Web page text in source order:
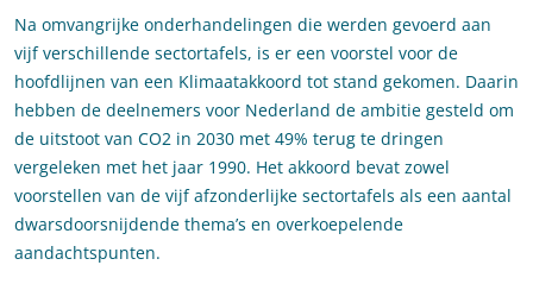
Na omvangrijke onderhandelingen die werden gevoerd aan
vijf verschillende sectortafels, is er een voorstel voor de
hoofdlijnen van een Klimaatakkoord tot stand gekomen. Daarin
hebben de deelnemers voor Nederland de ambitie gesteld om
de uitstoot van CO2 in 2030 met 49% terug te dringen
vergeleken met het jaar 1990. Het akkoord bevat zowel
voorstellen van de vijf afzonderlijke sectortafels als een aantal
dwarsdoorsnijdende thema’s en overkoepelende
aandachtspunten.